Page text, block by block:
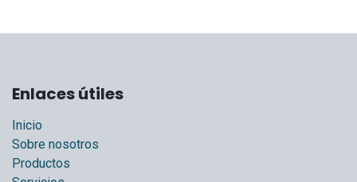
Enlaces útiles
Inicio
Sobre nosotros
Productos